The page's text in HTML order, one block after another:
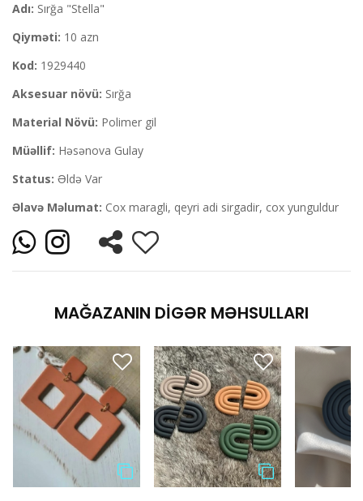
Adı: Sırğa "Stella"
Qiyməti: 10 azn
Kod: 1929440
Aksesuar növü: Sırğa
Material Növü: Polimer gil
Müəllif: Həsənova Gulay
Status: Əldə Var
Əlavə Məlumat: Cox maragli, qeyri adi sirgadir, cox yunguldur
MAĞAZANIN DIGƏR MƏHSULLARI